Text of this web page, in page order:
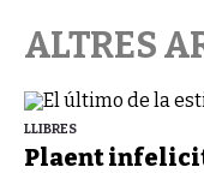
ALTRES
LLIBRES
Plaent